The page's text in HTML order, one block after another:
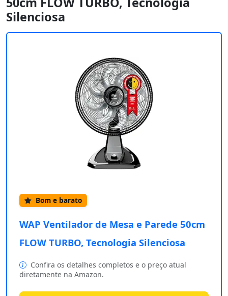
Silenciosa
Bom e barato
WAP Ventilador de Mesa e Parede 50cm
FLOW TURBO, Tecnologia Silenciosa
Confira os detalhes completos e o preço atual
diretamente na Amazon.